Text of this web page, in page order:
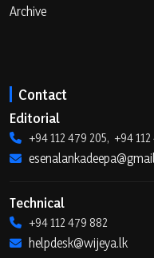
Archive
Contact
Editorial
+94 112 479 205, +94 112
Technical
+94 112 479 882
helpdesk@wijeya.lk